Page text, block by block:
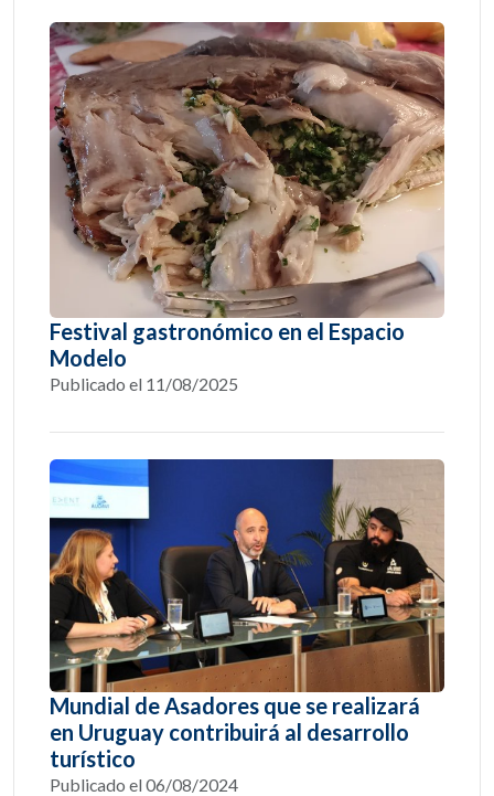
Festival gastronómico en el Espacio
Modelo
Publicado el 11/08/2025
Mundial de Asadores que se realizará
en Uruguay contribuirá al desarrollo
turístico
Publicado el 06/08/2024